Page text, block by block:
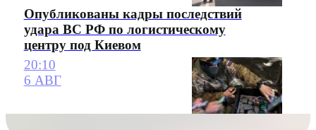
Опубликованы кадры последствий
удара ВС РФ по логистическому
центру под Киевом
20:10
6 АВГ